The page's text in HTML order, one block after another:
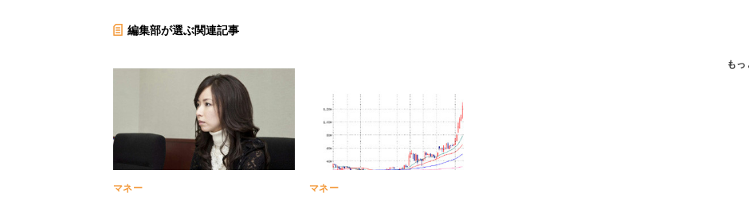
編集部が選ぶ関連記事
マネー マネー
も